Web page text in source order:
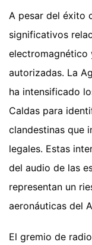
A pesar del éxito
significativos
electromagnético
autorizadas. La
ha intensificado
Caldas para
clandestinas que
legales. Estas
del audio de las
representan un
aeronáuticas del
El gremio de